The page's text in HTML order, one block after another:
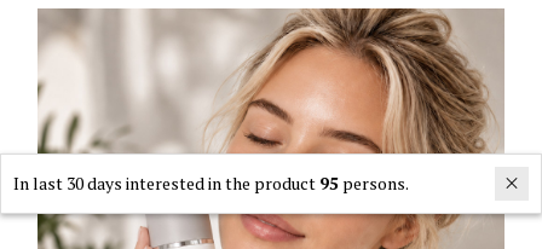
In last 30 days interested in the product 95 persons.